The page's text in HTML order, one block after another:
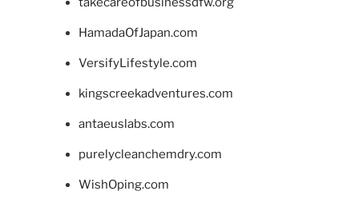
HamadaOfJapan.com
VersifyLifestyle.com
kingscreekadventures.com
antaeuslabs.com
purelycleanchemdry.com
WishOping.com